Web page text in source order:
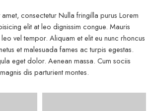
consectetur Nulla fringilla purus Lorem
elit at leo dignissim congue. Mauris
vel tempor. Aliquam et elit eu nunc rhoncus
et malesuada fames ac turpis egestas.
eget dolor. Aenean massa. Cum sociis
dis parturient montes.